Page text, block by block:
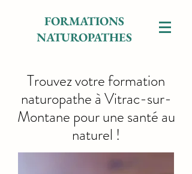
FORMATIONS
NATUROPATHES
Trouvez votre formation
naturopathe à Vitrac-sur-
Montane pour une santé au
naturel !